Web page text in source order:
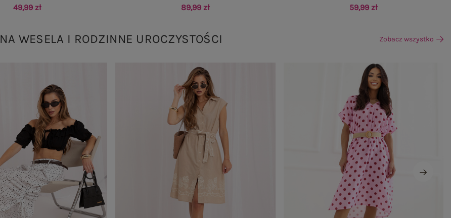
49,99 zł 89,99 zł 59,99 zł
NA WESELA I RODZINNE UROCZYSTOŚCI Zobacz wszystko